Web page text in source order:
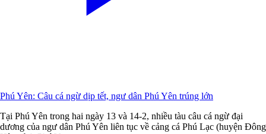
Phú Yên: Câu cá ngừ dịp tết, ngư dân Phú Yên trúng lớn
Tại Phú Yên trong hai ngày 13 và 14-2, nhiều tàu câu cá ngừ đại
dương của ngư dân Phú Yên liên tục về cảng cá Phú Lạc (huyện Đông